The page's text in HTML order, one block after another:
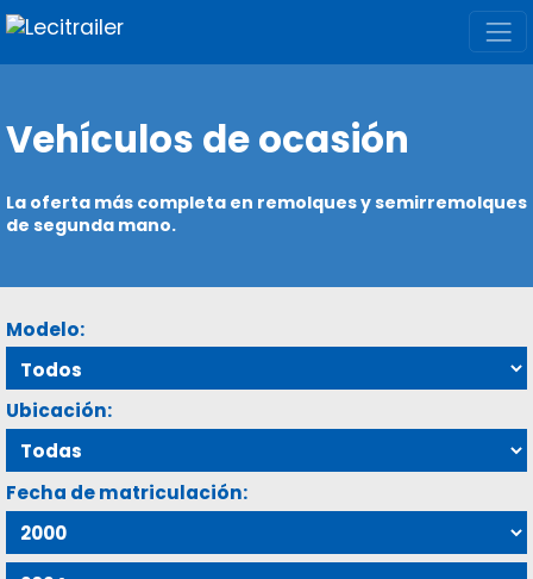
Vehículos de ocasión
La oferta más completa en remolques y semirremolques
de segunda mano.
Modelo:
Ubicación:
Fecha de matriculación: